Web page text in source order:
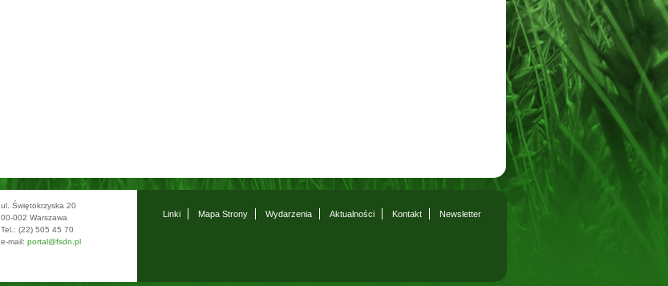
ul. Świętokrzyska 20
00-002 Warszawa
Tel.: (22) 505 45 70
e-mail: portal@fsdn.pl
Linki Mapa Strony Wydarzenia Aktualności Kontakt Newsletter